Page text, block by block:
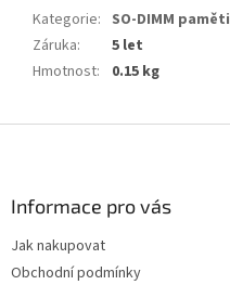
Kategorie: SO-DIMM paměti
Záruka:
5 let
Hmotnost: 0.15 kg
Informace pro vás
Jak nakupovat
Obchodní podmínky